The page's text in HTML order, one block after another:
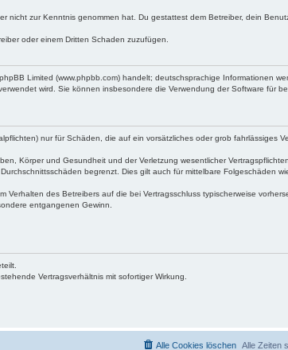
zur Kenntnis genommen hat. Du gestattest dem Betreiber, dein
oder einem Dritten Schaden zuzufügen.
Limited (www.phpbb.com) handelt; deutschsprachige Informationen
wird. Sie können insbesondere die Verwendung der Software für
nur für Schäden, die auf ein vorsätzliches oder grob fahrlässiges
Körper und Gesundheit und der Verletzung wesentlicher Vertragspflichten
begrenzt. Dies gilt auch für mittelbare Folgeschäden
des Betreibers auf die bei Vertragsschluss typischerweise
entgangenen Gewinn.
Vertragsverhältnis mit sofortiger Wirkung.
Alle Zeiten
Alle Cookies löschen